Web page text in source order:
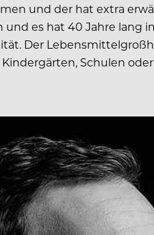
und der hat extra
es hat 40 Jahre lang
Der
Schulen